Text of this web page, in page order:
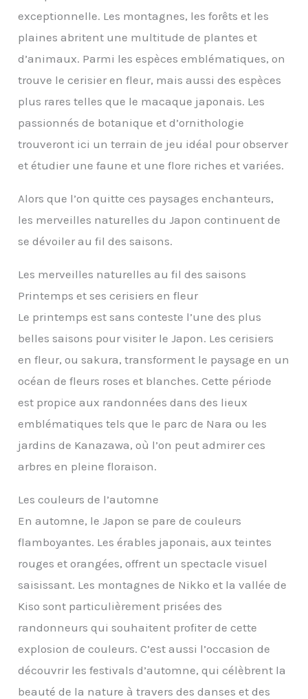
exceptionnelle. Les montagnes, les forêts et les
plaines abritent une multitude de plantes et
d’animaux. Parmi les espèces emblématiques, on
trouve le cerisier en fleur, mais aussi des espèces
plus rares telles que le macaque japonais. Les
passionnés de botanique et d’ornithologie
trouveront ici un terrain de jeu idéal pour observer
et étudier une faune et une flore riches et variées.
Alors que l’on quitte ces paysages enchanteurs,
les merveilles naturelles du Japon continuent de
se dévoiler au fil des saisons.
Les merveilles naturelles au fil des saisons
Printemps et ses cerisiers en fleur
Le printemps est sans conteste l’une des plus
belles saisons pour visiter le Japon. Les cerisiers
en fleur, ou sakura, transforment le paysage en un
océan de fleurs roses et blanches. Cette période
est propice aux randonnées dans des lieux
emblématiques tels que le parc de Nara ou les
jardins de Kanazawa, où l’on peut admirer ces
arbres en pleine floraison.
Les couleurs de l’automne
En automne, le Japon se pare de couleurs
flamboyantes. Les érables japonais, aux teintes
rouges et orangées, offrent un spectacle visuel
saisissant. Les montagnes de Nikko et la vallée de
Kiso sont particulièrement prisées des
randonneurs qui souhaitent profiter de cette
explosion de couleurs. C’est aussi l’occasion de
découvrir les festivals d’automne, qui célèbrent la
beauté de la nature à travers des danses et des